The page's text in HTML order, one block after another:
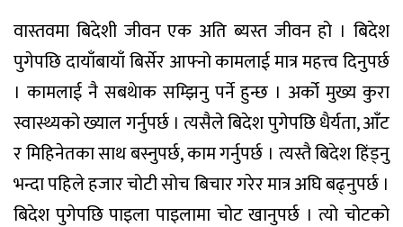
वास्तवमा बिदेशी जीवन एक अति ब्यस्त जीवन हो । बिदेश
पुगेपछि दायाँबायाँ बिर्सेर आफ्नो कामलाई मात्र महत्त्व दिनुपर्छ
। कामलाई नै सबथेाक सम्झिनु पर्ने हुन्छ । अर्को मुख्य कुरा
स्वास्थ्यको ख्याल गर्नुपर्छ । त्यसैले बिदेश पुगेपछि धैर्यता, आँट
र मिहिनेतका साथ बस्नुपर्छ, काम गर्नुपर्छ । त्यस्तै बिदेश हिंड्नु
भन्दा पहिले हजार चोटी सोच बिचार गरेर मात्र अघि बढ्नुपर्छ ।
बिदेश पुगेपछि पाइला पाइलामा चोट खानुपर्छ । त्यो चोटको